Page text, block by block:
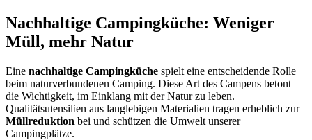
Nachhaltige Campingküche: Weniger
Müll, mehr Natur
Eine nachhaltige Campingküche spielt eine entscheidende Rolle
beim naturverbundenen Camping. Diese Art des Campens betont
die Wichtigkeit, im Einklang mit der Natur zu leben.
Qualitätsutensilien aus langlebigen Materialien tragen erheblich zur
Müllreduktion bei und schützen die Umwelt unserer
Campingplätze.